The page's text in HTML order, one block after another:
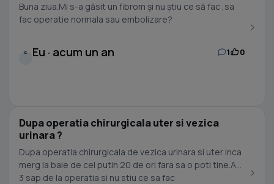
Buna ziua.Mi s-a găsit un fibrom și nu știu ce să fac ,sa
fac operatie normala sau embolizare?
E Eu · acum un an 1 0
Dupa operatia chirurgicala uter si vezica
urinara ?
Dupa operatia chirurgicala de vezica urinara si uter inca
merg la baie de cel putin 20 de ori fara sa o poti tine.Am
3 sap de la operatia si nu stiu ce sa fac